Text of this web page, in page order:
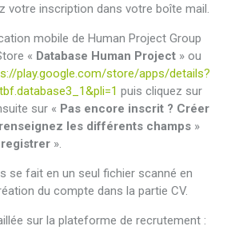
votre inscription dans votre boîte mail.
mobile de Human Project Group
« Database Human Project » ou
play.google.com/store/apps/details?
puis cliquez sur
sur « Pas encore inscrit ? Créer
renseignez les différents champs »
».
se fait en un seul fichier scanné en
du compte dans la partie CV.
sur la plateforme de recrutement :